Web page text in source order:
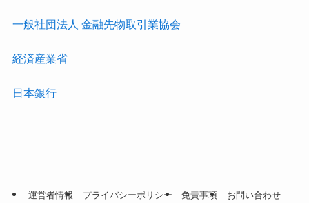
一般社団法人 金融先物取引業協会
経済産業省
日本銀行
運営者情報 プライバシーポリシー 免責事項 お問い合わせ